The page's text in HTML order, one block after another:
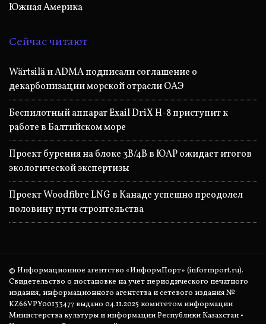
Южная Америка
Сейчас читают
Wärtsilä и ADMA подписали соглашение о
декарбонизации морской отрасли ОАЭ
Беспилотный аппарат Exail DriX H-8 приступит к
работе в Балтийском море
Проект бурения на блоке 3B/4B в ЮАР ожидает итогов
экологической экспертизы
Проект Woodfibre LNG в Канаде успешно преодолел
половину пути строительства
© Информационное агентство «ИнформПорт» (informport.ru).
Свидетельство о постановке на учет периодического печатного
издания, информационного агентства и сетевого издания №
KZ66VPY00133477 выдано 04.11.2025 комитетом информации
Министерства культуры и информации Республики Казахстан •